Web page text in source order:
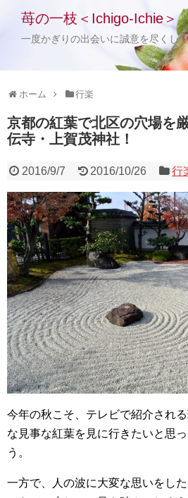
苺の一枝＜Ichigo-Ichie＞
一度かぎりの出会いに誠意を尽くし
ホーム 行楽
京都の紅葉で北区の穴場を
伝寺・上賀茂神社！
2016/9/7 2016/10/26 行
今年の秋こそ、テレビで紹介され
な見事な紅葉を見に行きたいと思
う。
一方で、人の波に大変な思いをし